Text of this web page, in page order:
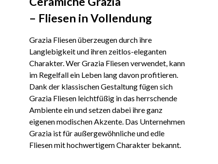
– Fliesen in Vollendung
Grazia Fliesen überzeugen durch ihre
Langlebigkeit und ihren zeitlos-eleganten
Charakter. Wer Grazia Fliesen verwendet, kann
im Regelfall ein Leben lang davon profitieren.
Dank der klassischen Gestaltung fügen sich
Grazia Fliesen leichtfüßig in das herrschende
Ambiente ein und setzen dabei ihre ganz
eigenen modischen Akzente. Das Unternehmen
Grazia ist für außergewöhnliche und edle
Fliesen mit hochwertigem Charakter bekannt.